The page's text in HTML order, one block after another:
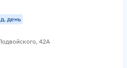
день
42А